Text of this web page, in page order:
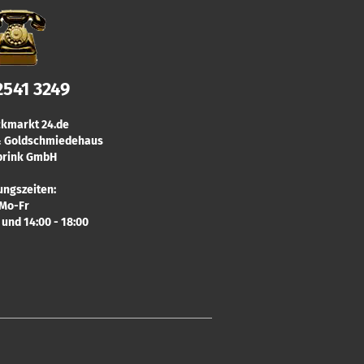
3249
24.de
Goldschmiedehaus
GmbH
Fr
14:00 - 18:00